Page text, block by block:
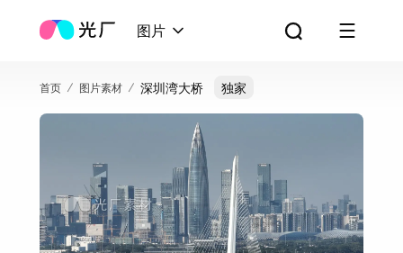
图片
首页 图片素材 深圳湾大桥 独家